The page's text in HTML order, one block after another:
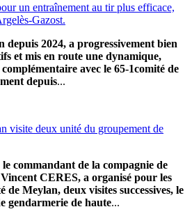
un entraînement au tir plus efficace,
Gazost.
depuis 2024, a progressivement bien
et mis en route une dynamique,
avec le 65-1comité de
depuis...
visite deux unité du groupement de
commandant de la compagnie de
CERES, a organisé pour les
de Meylan, deux visites successives, le
gendarmerie de haute...